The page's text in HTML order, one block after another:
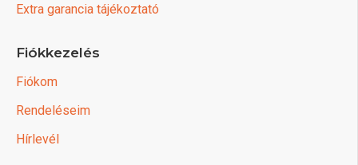
Extra garancia tájékoztató
Fiókkezelés
Fiókom
Rendeléseim
Hírlevél